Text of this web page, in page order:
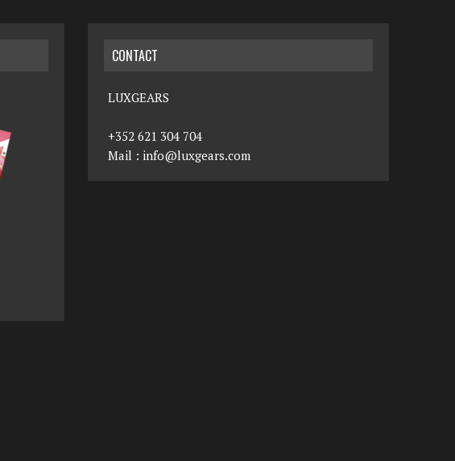
CONTACT
LUXGEARS
+352 621 304 704
Mail : info@luxgears.com